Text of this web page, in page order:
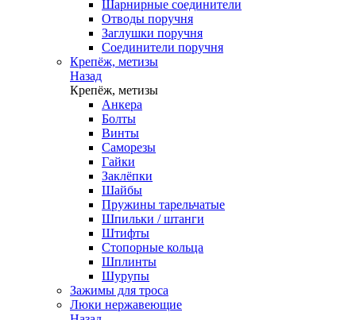
Шарнирные соединители
Отводы поручня
Заглушки поручня
Соединители поручня
Крепёж, метизы
Назад
Крепёж, метизы
Анкера
Болты
Винты
Саморезы
Гайки
Заклёпки
Шайбы
Пружины тарельчатые
Шпильки / штанги
Штифты
Стопорные кольца
Шплинты
Шурупы
Зажимы для троса
Люки нержавеющие